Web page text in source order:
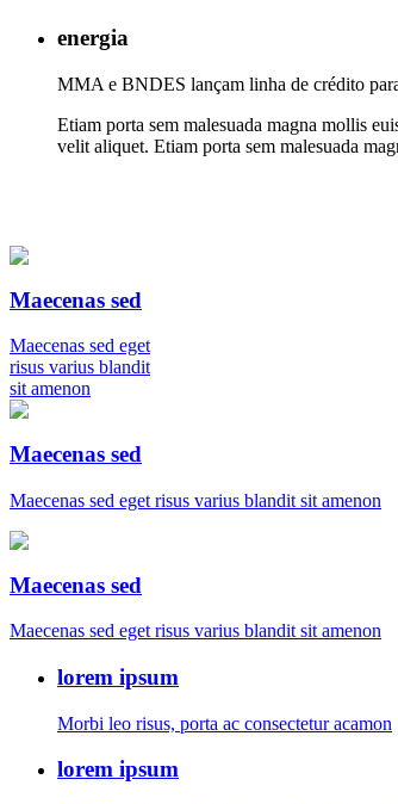
energia
MMA e BNDES lançam linha de crédito
Etiam porta sem malesuada magna mollis
velit aliquet. Etiam porta sem malesuada
Maecenas sed
Maecenas sed eget
risus varius blandit
sit amenon
Maecenas sed
Maecenas sed eget risus varius blandit sit amenon
Maecenas sed
Maecenas sed eget risus varius blandit sit amenon
lorem ipsum
Morbi leo risus, porta ac consectetur acamon
lorem ipsum